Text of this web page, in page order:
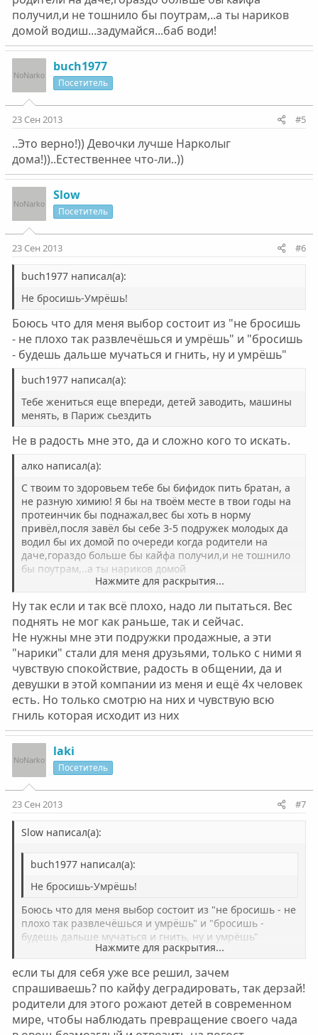
получил,и не тошнило бы поутрам,..а ты нариков
домой водиш...задумайся...баб води!
buch1977
Посетитель
23 Сен 2013 #5
..Это верно!)) Девочки лучше Нарколыг
дома!))..Естественнее что-ли..))
Slow
Посетитель
23 Сен 2013 #6
buch1977 написал(а):
Не бросишь-Умрёшь!
Боюсь что для меня выбор состоит из "не бросишь
- не плохо так развлечёшься и умрёшь" и "бросишь
- будешь дальше мучаться и гнить, ну и умрёшь"
buch1977 написал(а):
Тебе жениться еще впереди, детей заводить, машины
менять, в Париж сьездить
Не в радость мне это, да и сложно кого то искать.
алко написал(а):
С твоим то здоровьем тебе бы бифидок пить братан, а
не разную химию! Я бы на твоём месте в твои годы на
протеинчик бы поднажал,вес бы хоть в норму
привёл,посля завёл бы себе 3-5 подружек молодых да
водил бы их домой по очереди когда родители на
даче,гораздо больше бы кайфа получил,и не тошнило
бы поутрам,..а ты нариков домой
водиш...задумайся...баб води!
Нажмите для раскрытия...
Ну так если и так всё плохо, надо ли пытаться. Вес
поднять не мог как раньше, так и сейчас.
Не нужны мне эти подружки продажные, а эти
"нарики" стали для меня друзьями, только с ними я
чувствую спокойствие, радость в общении, да и
девушки в этой компании из меня и ещё 4х человек
есть. Но только смотрю на них и чувствую всю
гниль которая исходит из них
laki
Посетитель
23 Сен 2013 #7
Slow написал(а):
buch1977 написал(а):
Не бросишь-Умрёшь!
Нажмите для раскрытия...
Боюсь что для меня выбор состоит из "не бросишь - не
плохо так развлечёшься и умрёшь" и "бросишь -
будешь дальше мучаться и гнить, ну и умрёшь"
Тебе жениться еще впереди, детей заводить,
машины менять, в Париж сьездить
Не в радость мне это, да и сложно кого то искать.
Нажмите для раскрытия...
если ты для себя уже все решил, зачем
спрашиваешь? по кайфу деградировать, так дерзай!
родители для этого рожают детей в современном
мире, чтобы наблюдать превращение своего чада